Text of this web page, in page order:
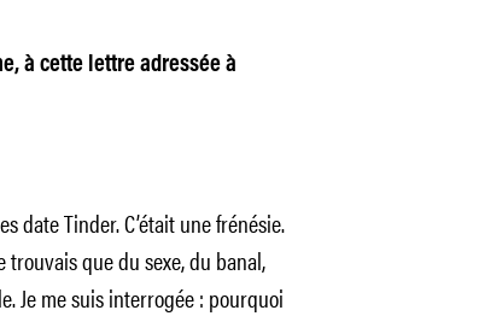
à cette lettre adressée à
date Tinder. C’était une frénésie.
que du sexe, du banal,
Je me suis interrogée : pourquoi